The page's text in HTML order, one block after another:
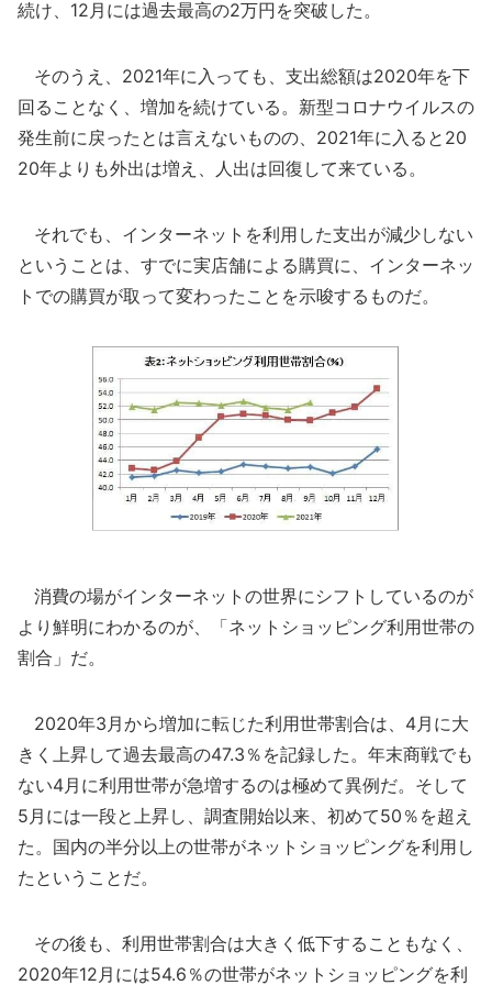
続け、12月には過去最高の2万円を突破した。
そのうえ、2021年に入っても、支出総額は2020年を下
回ることなく、増加を続けている。新型コロナウイルスの
発生前に戻ったとは言えないものの、2021年に入ると20
20年よりも外出は増え、人出は回復して来ている。
それでも、インターネットを利用した支出が減少しない
ということは、すでに実店舗による購買に、インターネッ
トでの購買が取って変わったことを示唆するものだ。
消費の場がインターネットの世界にシフトしているのが
より鮮明にわかるのが、「ネットショッピング利用世帯の
割合」だ。
2020年3月から増加に転じた利用世帯割合は、4月に大
きく上昇して過去最高の47.3％を記録した。年末商戦でも
ない4月に利用世帯が急増するのは極めて異例だ。そして
5月には一段と上昇し、調査開始以来、初めて50％を超え
た。国内の半分以上の世帯がネットショッピングを利用し
たということだ。
その後も、利用世帯割合は大きく低下することもなく、
2020年12月には54.6％の世帯がネットショッピングを利